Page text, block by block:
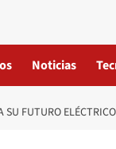
Noticias
SU FUTURO